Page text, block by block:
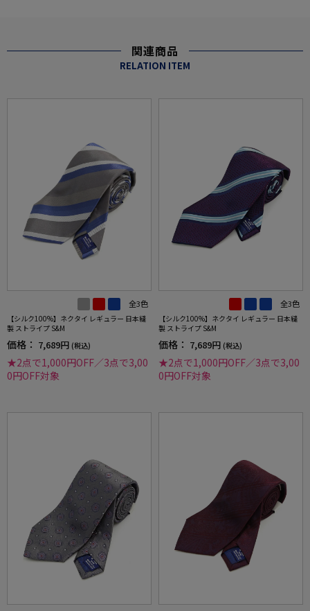
関連商品
RELATION ITEM
全3色
【シルク100%】ネクタイ レギュラー 日本縫
製 ストライプ S&M
価格： 7,689円 (税込)
★2点で1,000円OFF／3点で3,00
0円OFF対象
全3色
【シルク100%】ネクタイ レギュラー 日本縫
製 ストライプ S&M
価格： 7,689円 (税込)
★2点で1,000円OFF／3点で3,00
0円OFF対象